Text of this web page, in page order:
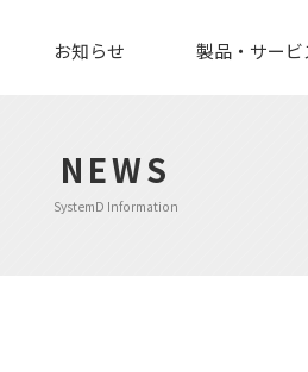
お知らせ 製品・サービ
NEWS
SystemD Information